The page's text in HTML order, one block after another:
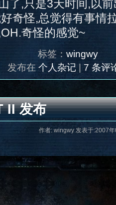
了,只是3天时间,以
奇怪,总觉得有事情
奇怪的感觉~
标签： wingwy
发布在个人杂记|7 条评
II 发布
作者: wingwy 发表于:2007